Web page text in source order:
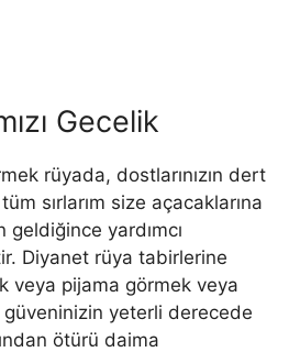
Gecelik
rüyada, dostla­rınızın dert
sırlarım size açacaklarına
yardımcı
Diyanet rüya tabirlerine
veya pijama görmek veya
yeterli derecede
ötürü daima